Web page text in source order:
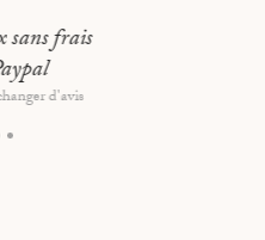
GIRAGLIA - ÉTÉ 2018
CORSE
format : 93 x 66 cm
sans frais
d'avis